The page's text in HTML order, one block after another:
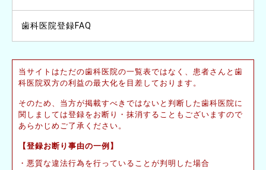
歯科医院登録FAQ
当サイトはただの歯科医院の一覧表ではなく、患者さんと歯
科医院双方の利益の最大化を目差しております。
そのため、当方が掲載すべきではないと判断した歯科医院に
関しましては登録をお断り・抹消することもございますので
あらかじめご了承ください。
【登録お断り事由の一例】
悪質な違法行為を行っていることが判明した場合